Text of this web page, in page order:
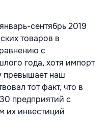
сентябрь 2019
товаров в
с
года, хотя импорт
превышает наш
тот факт, что в
предприятий с
их инвестиций